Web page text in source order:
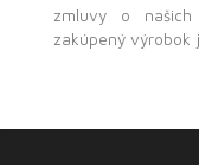
zmluvy o
zakúpený výrobok